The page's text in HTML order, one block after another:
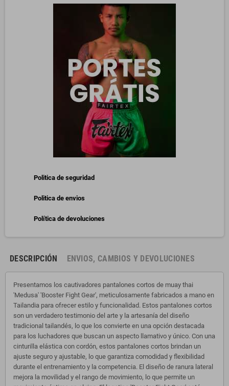
Politica de seguridad
Politica de envios
Política de devoluciones
DESCRIPCIÓN ENVIOS, CAMBIOS Y DEVOLUCIONES
Presentamos los cautivadores pantalones cortos de muay thai
'Medusa' 'Booster Fight Gear', meticulosamente fabricados a mano en
Tailandia para ofrecer estilo y funcionalidad. Estos pantalones cortos
son un verdadero testimonio del arte y la artesanía del diseño
tradicional tailandés, lo que los convierte en una opción destacada
para los luchadores que buscan un aspecto llamativo y único. Con una
cinturilla elástica con cordón, estos pantalones cortos brindan un
ajuste seguro y ajustable, lo que garantiza comodidad y flexibilidad
durante el entrenamiento y la competencia. El diseño de ranura lateral
mejora la movilidad y el rango de movimiento, lo que permite un